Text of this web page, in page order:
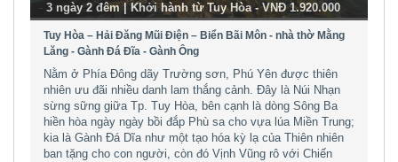
- 3 ngày 2 đêm | Khởi hành từ Tuy Hòa - VNĐ 1.920.000
Tuy Hòa – Hải Đăng Mũi Điện – Biển Bãi Môn - nhà thờ Mằng
Lăng - Gành Đá Đĩa - Gành Ông
Nằm ở Phía Đông dãy Trường sơn, Phú Yên được thiên
nhiên ưu đãi nhiều danh lam thắng cảnh. Đây là Núi Nhạn
sừng sững giữa Tp. Tuy Hòa, bên cạnh là dòng Sông Ba
hiền hòa ngày ngày bồi đắp Phù sa cho vựa lúa Miền Trung;
kia là Gành Đá Dĩa như một tạo hóa kỳ lạ của Thiên nhiên
ban tặng cho con người, còn đó Vịnh Vũng rô với Chiến